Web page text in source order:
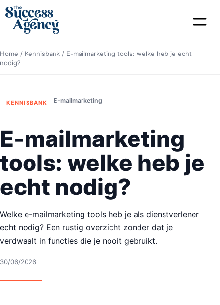
Home / Kennisbank / E-mailmarketing tools: welke heb je echt
nodig?
KENNISBANK E-mailmarketing
E-mailmarketing
tools: welke heb je
echt nodig?
Welke e-mailmarketing tools heb je als dienstverlener
echt nodig? Een rustig overzicht zonder dat je
verdwaalt in functies die je nooit gebruikt.
30/06/2026